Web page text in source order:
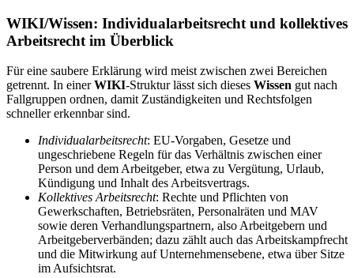
WIKI/Wissen: Individualarbeitsrecht und kollektives
Arbeitsrecht im Überblick
Für eine saubere Erklärung wird meist zwischen zwei Bereichen
getrennt. In einerWIKI-Struktur lässt sich dieses Wissen gut nach
Fallgruppen ordnen, damit Zuständigkeiten und Rechtsfolgen
schneller erkennbar sind.
Individualarbeitsrecht: EU-Vorgaben, Gesetze und
ungeschriebene Regeln für das Verhältnis zwischen einer
Person und dem Arbeitgeber, etwa zu Vergütung, Urlaub,
Kündigung und Inhalt des Arbeitsvertrags.
Kollektives Arbeitsrecht: Rechte und Pflichten von
Gewerkschaften, Betriebsräten, Personalräten und MAV
sowie deren Verhandlungspartnern, also Arbeitgebern und
Arbeitgeberverbänden; dazu zählt auch das Arbeitskampfrecht
und die Mitwirkung auf Unternehmensebene, etwa über Sitze
im Aufsichtsrat.